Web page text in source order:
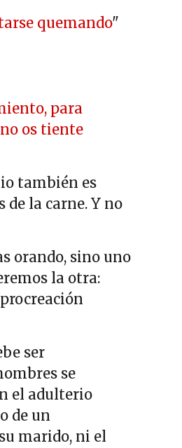
quemando"
para
os tiente
también es
la carne. Y no
orando, sino uno
la otra:
ser
se
el adulterio
de un
marido, ni el